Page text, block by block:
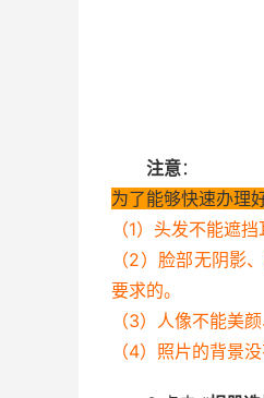
注意：
为了能够快速办理
（1）头发不能遮
（2）脸部无阴影
要求的。
（3）人像不能美
（4）照片的背景